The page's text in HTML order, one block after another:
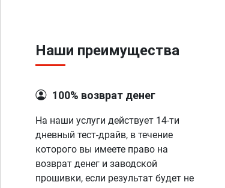
Наши преимущества
100% возврат денег
На наши услуги действует 14-ти
дневный тест-драйв, в течение
которого вы имеете право на
возврат денег и заводской
прошивки, если результат будет не